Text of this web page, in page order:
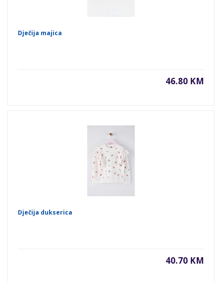
Dječija majica
46.80 KM
Dječija dukserica
40.70 KM